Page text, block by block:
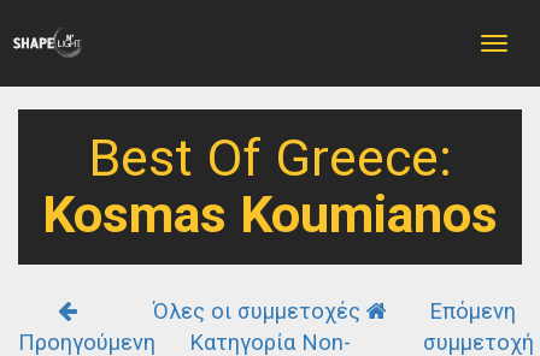
Toggle
Best Of Greece:
Kosmas Koumianos
Προηγούμενη
Όλες οι συμμετοχές
Κατηγορία Non-
Επόμενη
συμμετοχή